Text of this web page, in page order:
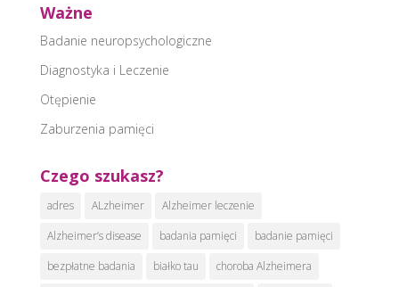
Ważne
Badanie neuropsychologiczne
Diagnostyka i Leczenie
Otępienie
Zaburzenia pamięci
Czego szukasz?
adres ALzheimer
Alzheimer leczenie
Alzheimer’s disease
badania pamięci
badanie pamięci
bezpłatne badania
białko tau
choroba Alzheimera